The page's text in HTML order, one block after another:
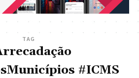
TAG
#ICMS